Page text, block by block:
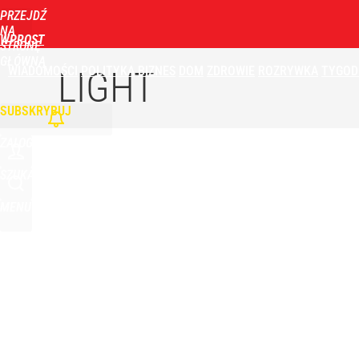
PRZEJDŹ
NA
STRONĘ
WPROST
WIADOMOŚCI POLITYKA BIZNES
SUBSKRYBUJ
Moskwa znów wygraża Polsce i atakuje
dodaj
LIGHT